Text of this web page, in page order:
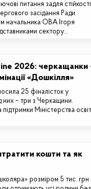
питання задля стійкості
засідання Ради
начальника ОВА Ігоря
сектору…
2026: черкащанки
«Дошкілля»
25 фіналісток у
них – три з Черкащини.
Міністерства
кошти та як
розміром 5 тис. грн